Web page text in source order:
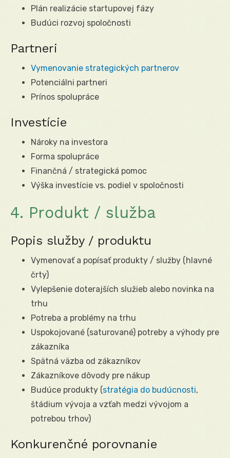
Plán realizácie startupovej fázy
Budúci rozvoj spoločnosti
Partneri
Vymenovanie strategických partnerov
Potenciálni partneri
Prínos spolupráce
Investície
Nároky na investora
Forma spolupráce
Finančná / strategická pomoc
Výška investície vs. podiel v spoločnosti
4. Produkt / služba
Popis služby / produktu
Vymenovať a popísať produkty / služby (hlavné
črty)
Vylepšenie doterajších služieb alebo novinka na
trhu
Potreba a problémy na trhu
Uspokojované (saturované) potreby a výhody pre
zákazníka
Spätná väzba od zákazníkov
Zákazníkove dôvody pre nákup
Budúce produkty (stratégia do budúcnosti,
štádium vývoja a vzťah medzi vývojom a
potrebou trhov)
Konkurenčné porovnanie